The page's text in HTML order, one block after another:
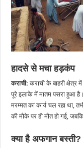
हादसे से मचा हड़कंप
कराची: कराची के बाहरी क्षेत्र
पूरे इलाके में मातम पसरा हुआ
मरम्मत का कार्य चल रहा था,
की मौके पर ही मौत हो गई,
क्या है अफगान बस्ती?